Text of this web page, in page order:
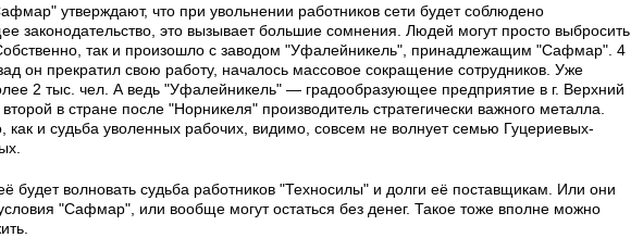
утверждают, что при увольнении работников сети будет соблюдено
законодательство, это вызывает большие сомнения. Людей могут просто выбросить
так и произошло с заводом "Уфалейникель", принадлежащим "Сафмар". 4
он прекратил свою работу, началось массовое сокращение сотрудников. Уже
2 тыс. чел. А ведь "Уфалейникель" — градообразующее предприятие в г. Верхний
в стране после "Норникеля" производитель стратегически важного металла.
как и судьба уволенных рабочих, видимо, совсем не волнует семью Гуцериевых-
будет волновать судьба работников "Техносилы" и долги её поставщикам. Или они
"Сафмар", или вообще могут остаться без денег. Такое тоже вполне можно